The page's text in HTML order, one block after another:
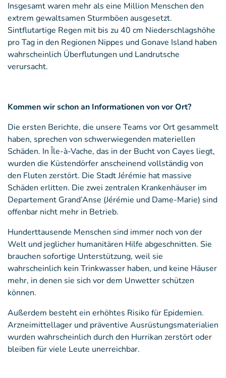
Insgesamt waren mehr als eine Million Menschen den
extrem gewaltsamen Sturmböen ausgesetzt.
Sintflutartige Regen mit bis zu 40 cm Niederschlagshöhe
pro Tag in den Regionen Nippes und Gonave Island haben
wahrscheinlich Überflutungen und Landrutsche
verursacht.
Kommen wir schon an Informationen von vor Ort?
Die ersten Berichte, die unsere Teams vor Ort gesammelt
haben, sprechen von schwerwiegenden materiellen
Schäden. In Île-à-Vache, das in der Bucht von Cayes liegt,
wurden die Küstendörfer anscheinend vollständig von
den Fluten zerstört. Die Stadt Jérémie hat massive
Schäden erlitten. Die zwei zentralen Krankenhäuser im
Departement Grand’Anse (Jérémie und Dame-Marie) sind
offenbar nicht mehr in Betrieb.
Hunderttausende Menschen sind immer noch von der
Welt und jeglicher humanitären Hilfe abgeschnitten. Sie
brauchen sofortige Unterstützung, weil sie
wahrscheinlich kein Trinkwasser haben, und keine Häuser
mehr, in denen sie sich vor dem Unwetter schützen
können.
Außerdem besteht ein erhöhtes Risiko für Epidemien.
Arzneimittellager und präventive Ausrüstungsmaterialien
wurden wahrscheinlich durch den Hurrikan zerstört oder
bleiben für viele Leute unerreichbar.